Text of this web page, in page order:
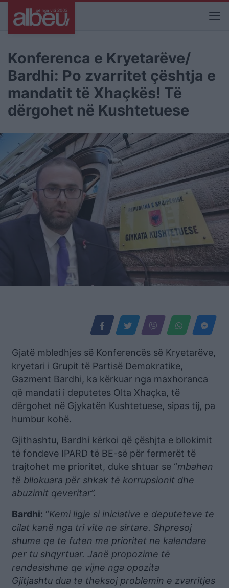
Konferenca e Kryetarëve/
Bardhi: Po zvarritet çështja e
mandatit të Xhaçkës! Të
dërgohet në Kushtetuese
Gjatë mbledhjes së Konferencës së Kryetarëve,
kryetari i Grupit të Partisë Demokratike,
Gazment Bardhi, ka kërkuar nga maxhoranca
që mandati i deputetes Olta Xhaçka, të
dërgohet në Gjykatën Kushtetuese, sipas tij, pa
humbur kohë.
Gjithashtu, Bardhi kërkoi që çëshjta e bllokimit
të fondeve IPARD të BE-së për fermerët të
trajtohet me prioritet, duke shtuar se “mbahen
të bllokuara për shkak të korrupsionit dhe
abuzimit qeveritar”.
Bardhi: “Kemi ligje si iniciative e deputeteve te
cilat kanë nga tri vite ne sirtare. Shpresoj
shume qe te futen me prioritet ne kalendare
per tu shqyrtuar. Janë propozime të
rendesishme qe vijne nga opozita
Gjitjashtu dua te theksoj problemin e zvarritjes